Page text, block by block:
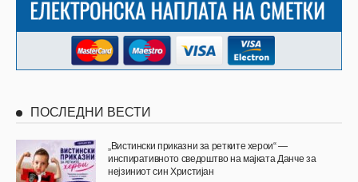
ПОСЛЕДНИ ВЕСТИ
„Вистински приказни за ретките херои“ —
инспиративното сведоштво на мајката Данче за
нејзиниот син Христијан